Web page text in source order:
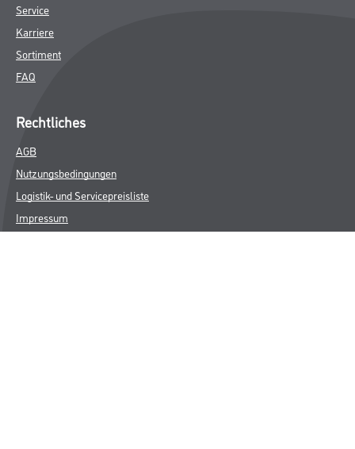
Service
Karriere
Sortiment
FAQ
Rechtliches
AGB
Nutzungsbedingungen
Logistik- und Servicepreisliste
Impressum